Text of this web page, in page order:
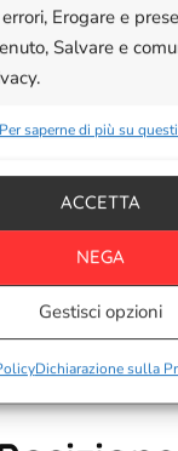
Erogare e
Salvare e
Per saperne di più su
ACCETTA
NEGA
Gestisci opzioni
Dichiarazione sulla
极,
= curl_exec($ch);